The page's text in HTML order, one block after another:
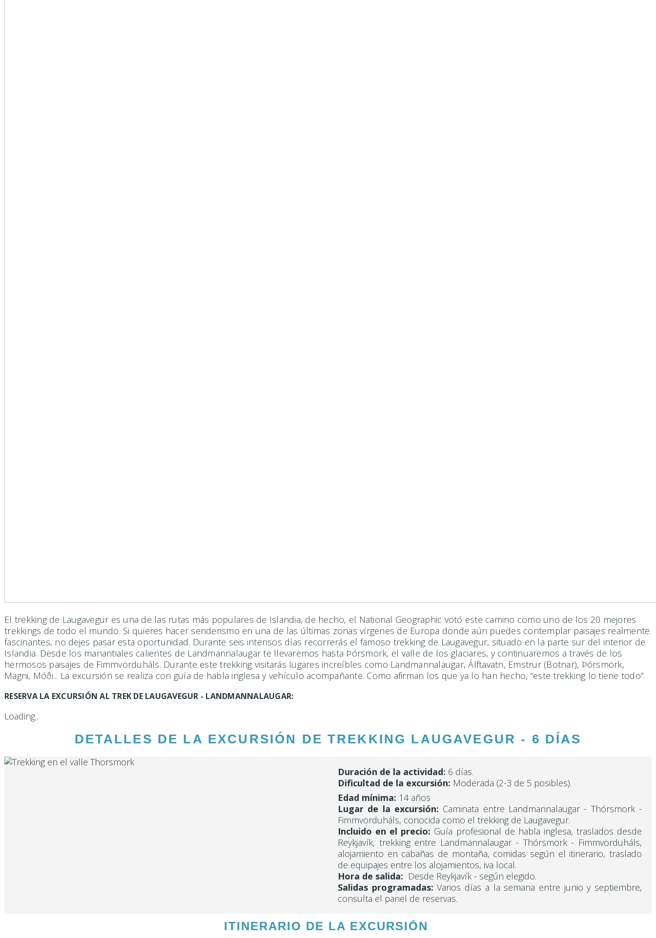
El trekking de Laugavegur es una de las rutas más populares de Islandia, de hecho, el National Geographic votó este camino como uno de los 20 mejores
trekkings de todo el mundo. Si quieres hacer senderismo en una de las últimas zonas vírgenes de Europa donde aún puedes contemplar paisajes realmente
fascinantes, no dejes pasar esta oportunidad. Durante seis intensos días recorrerás el famoso trekking de Laugavegur, situado en la parte sur del interior de
Islandia. Desde los manantiales calientes de Landmannalaugar te llevaremos hasta Þórsmörk, el valle de los glaciares, y continuaremos a través de los
hermosos paisajes de Fimmvörduháls. Durante este trekking visitarás lugares increíbles como Landmannalaugar, Álftavatn, Emstrur (Botnar), Þórsmörk,
Magni, Móði... La excursión se realiza con guía de habla inglesa y vehículo acompañante. Como afirman los que ya lo han hecho, “este trekking lo tiene todo”.
RESERVA LA EXCURSIÓN AL TREK DE LAUGAVEGUR - LANDMANNALAUGAR:
Loading...
DETALLES DE LA EXCURSIÓN DE TREKKING LAUGAVEGUR - 6 DÍAS
Duración de la actividad: 6 días.
Dificultad de la excursión: Moderada (2-3 de 5 posibles).
Edad mínima: 14 años
Lugar de la excursión: Caminata entre Landmannalaugar - Thórsmork -
Fimmvörduháls, conocida como el trekking de Laugavegur.
Incluido en el precio: Guía profesional de habla inglesa, traslados desde
Reykjavík, trekking entre Landmannalaugar - Thórsmork - Fimmvörduháls,
alojamiento en cabañas de montaña, comidas según el itinerario, traslado
de equipajes entre los alojamientos, iva local.
Hora de salida: Desde Reykjavík - según elegido.
Salidas programadas: Varios días a la semana entre junio y septiembre,
consulta el panel de reservas.
ITINERARIO DE LA EXCURSIÓN